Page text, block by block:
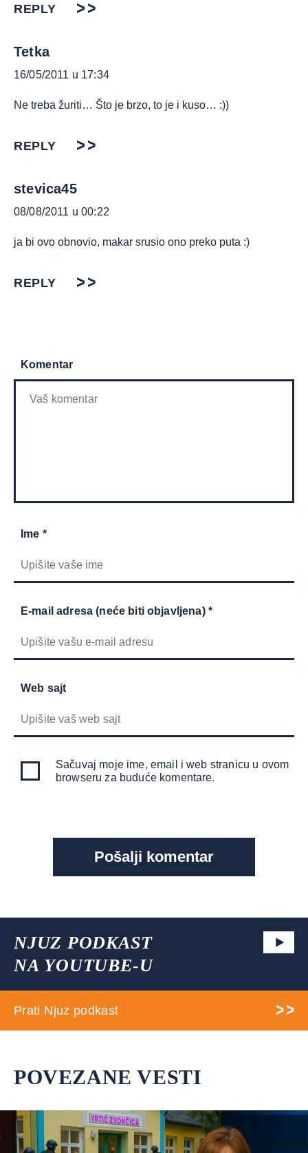
REPLY
Tetka
16/05/2011 u 17:34
Ne treba žuriti… Što je brzo, to je i kuso… :))
REPLY
stevica45
08/08/2011 u 00:22
ja bi ovo obnovio, makar srusio ono preko puta :)
REPLY
Komentar
Ime *
E-mail adresa (neće biti objavljena) *
Web sajt
Sačuvaj moje ime, email i web stranicu u ovom
browseru za buduće komentare.
NJUZ PODKAST
NA YOUTUBE-U
Prati Njuz podkast
POVEZANE VESTI